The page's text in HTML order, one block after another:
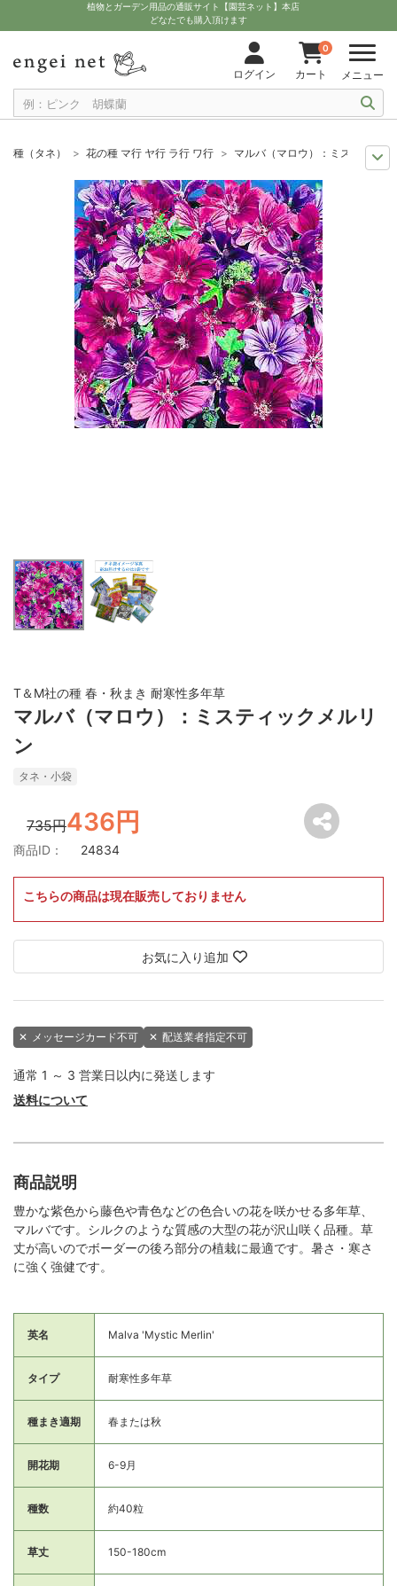
植物とガーデン用品の通販サイト【園芸ネット】本店
どなたでも購入頂けます
ログイン
0
カート メニュー
種（タネ） 花の種 マ行 ヤ行 ラ行 ワ行
マルバ（マロウ）：ミスティック
種子
マルバ（マロウ）：ミスティックメルリン
わけあり特価
マルバ（マロウ）：ミスティックメルリン
まき時から探そう
草花の種 10月 マルバ（マロウ）：ミスティックメ
T＆M社の種 春・秋まき 耐寒性多年草
マルバ（マロウ）：ミスティックメルリ
ン
タネ・小袋
735円436円
商品ID： 24834
こちらの商品は現在販売しておりません
お気に入り追加
✕ メッセージカード不可 ✕ 配送業者指定不可
通常 1 ～ 3 営業日以内に発送します
送料について
商品説明
豊かな紫色から藤色や青色などの色合いの花を咲かせる多年草、
マルバです。シルクのような質感の大型の花が沢山咲く品種。草
丈が高いのでボーダーの後ろ部分の植栽に最適です。暑さ・寒さ
に強く強健です。
英名 Malva 'Mystic Merlin'
タイプ 耐寒性多年草
種まき適期 春または秋
開花期 6-9月
種数 約40粒
草丈 150-180cm